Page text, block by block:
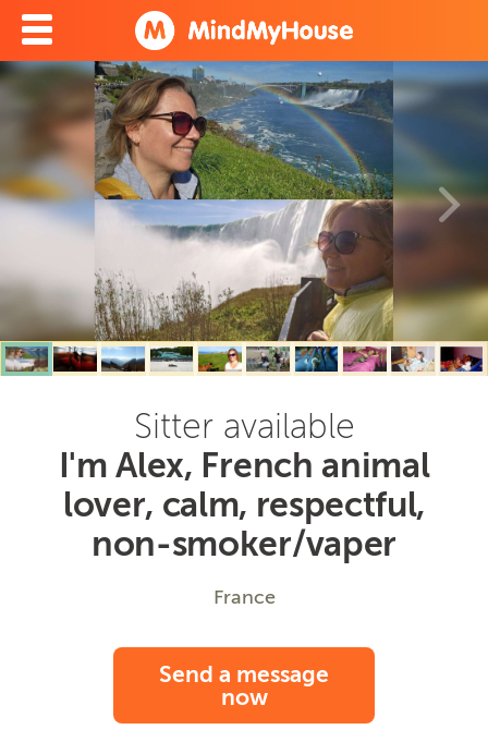
Sitter available
I'm Alex, French animal
lover, calm, respectful,
non-smoker/vaper
France
Send a message
now